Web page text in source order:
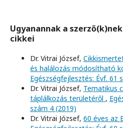
Ugyanannak a
cikkei
Dr. Vitrai József,
és halálozás módosítható
Egészségfejlesztés: Évf. 61
Dr. Vitrai József, Tematikus
táplálkozás területéről ,
szám 4 (2019)
Dr. Vitrai József, 60 éves az